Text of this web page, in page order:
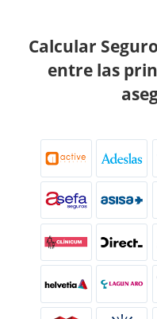
Calcular
entre las